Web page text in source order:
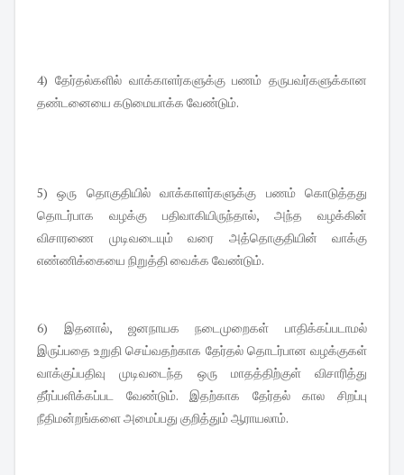
4) தேர்தல்களில் வாக்காளர்களுக்கு பணம் தருபவர்களுக்கான
தண்டனையை கடுமையாக்க வேண்டும்.
5) ஒரு தொகுதியில் வாக்காளர்களுக்கு பணம் கொடுத்தது
தொடர்பாக வழக்கு பதிவாகியிருந்தால், அந்த வழக்கின்
விசாரணை முடிவடையும் வரை அத்தொகுதியின் வாக்கு
எண்ணிக்கையை நிறுத்தி வைக்க வேண்டும்.
6) இதனால், ஜனநாயக நடைமுறைகள் பாதிக்கப்படாமல்
இருப்பதை உறுதி செய்வதற்காக தேர்தல் தொடர்பான வழக்குகள்
வாக்குப்பதிவு முடிவடைந்த ஒரு மாதத்திற்குள் விசாரித்து
தீர்ப்பளிக்கப்பட வேண்டும். இதற்காக தேர்தல் கால சிறப்பு
நீதிமன்றங்களை அமைப்பது குறித்தும் ஆராயலாம்.